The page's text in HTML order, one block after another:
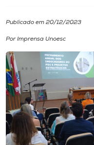
Internacionalização
I.nova
Diplomados
Cultura
Publicado em 20/12/2023
Por Imprensa Unoesc